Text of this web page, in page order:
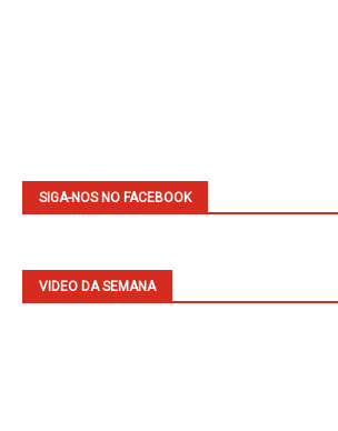
SIGA-NOS NO FACEBOOK
VIDEO DA SEMANA